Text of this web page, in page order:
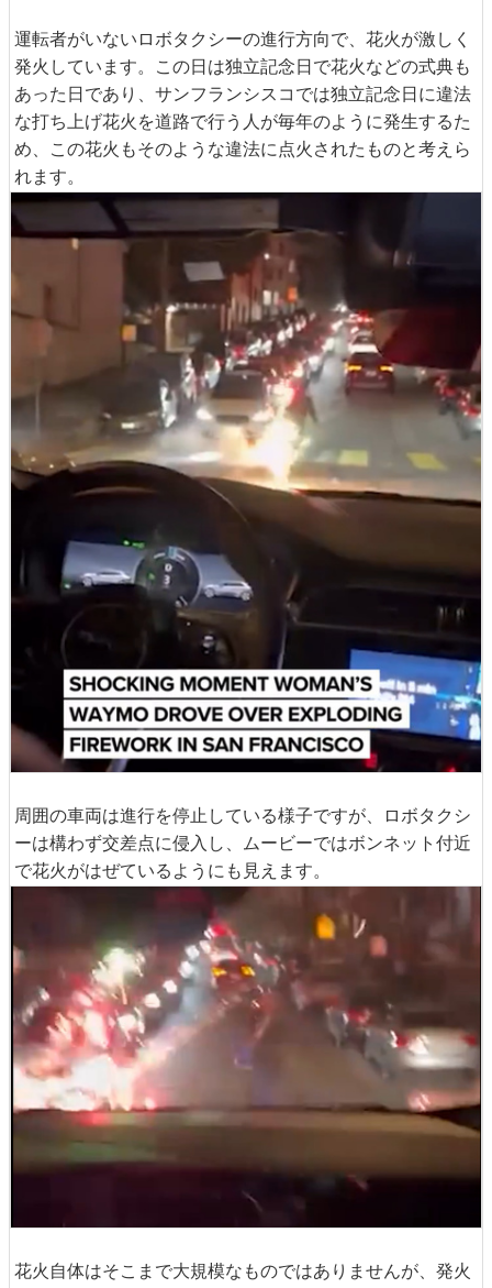
運転者がいないロボタクシーの進行方向で、花火が激しく
発火しています。この日は独立記念日で花火などの式典も
あった日であり、サンフランシスコでは独立記念日に違法
な打ち上げ花火を道路で行う人が毎年のように発生するた
め、この花火もそのような違法に点火されたものと考えら
れます。
周囲の車両は進行を停止している様子ですが、ロボタクシ
ーは構わず交差点に侵入し、ムービーではボンネット付近
で花火がはぜているようにも見えます。
花火自体はそこまで大規模なものではありませんが、発火